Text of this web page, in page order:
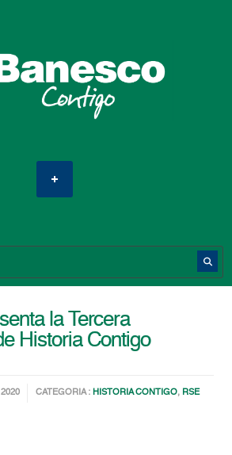
la Tercera
Historia Contigo
CATEGORIA :HISTORIA CONTIGO, RSE